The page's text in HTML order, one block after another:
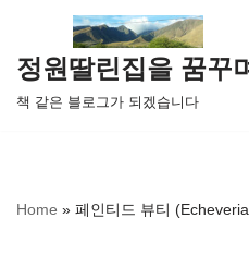
콘
텐
츠
뛰
정원딸린집을 꿈꾸
책 같은 블로그가 되겠습니다
Home » 페인티드 뷰티